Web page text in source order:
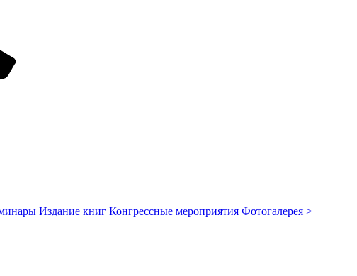
Издание книг Конгрессные мероприятия Фотогалерея >